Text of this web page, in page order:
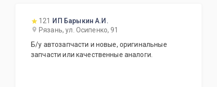
121
ИП Барыкин А.И.
Рязань, ул. Осипенко, 91
Б/у автозапчасти и новые, оригинальные
запчасти или качественные аналоги.